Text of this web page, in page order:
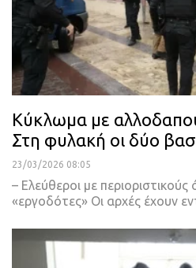
Κύκλωμα με
Στη φυλακή οι δύο
23/03/2026 08:05
– Ελεύθεροι με περιοριστικούς
«εργοδότες» Οι αρχές έχουν